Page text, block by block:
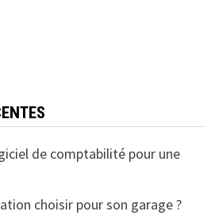
de comptabilité pour une
choisir pour son garage ?